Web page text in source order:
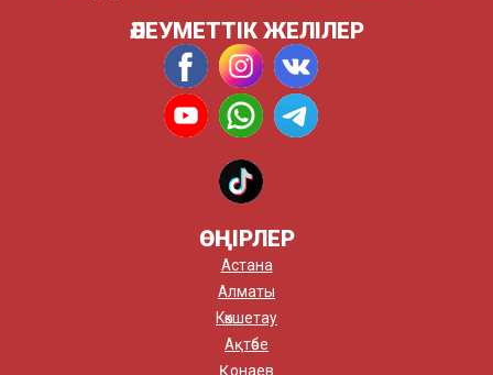
ӘЛЕУМЕТТІК ЖЕЛІЛЕР
ӨҢІРЛЕР
Астана
Алматы
Көкшетау
Ақтөбе
Қонаев